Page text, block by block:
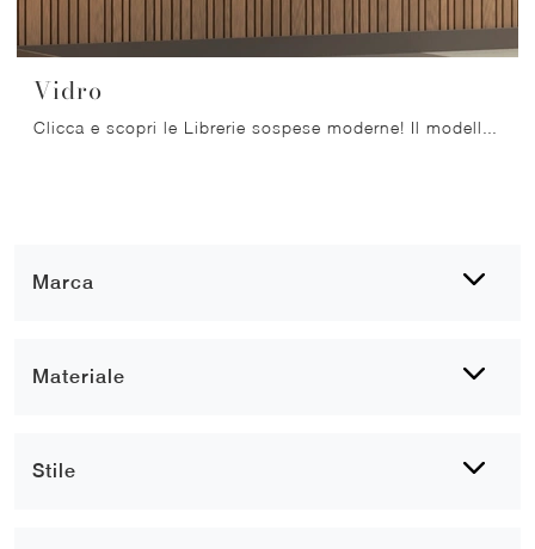
Marca
Materiale
Stile
Vidro